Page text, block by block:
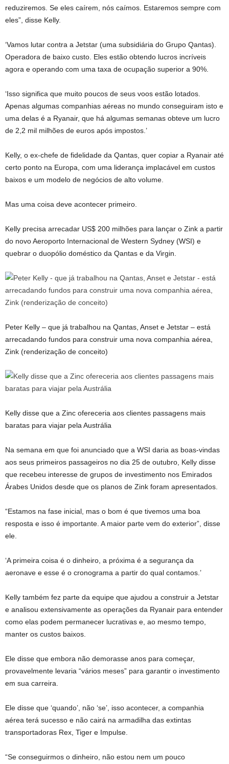
reduziremos. Se eles caírem, nós caímos. Estaremos sempre com
eles”, disse Kelly.
‘Vamos lutar contra a Jetstar (uma subsidiária do Grupo Qantas).
Operadora de baixo custo. Eles estão obtendo lucros incríveis
agora e operando com uma taxa de ocupação superior a 90%.
‘Isso significa que muito poucos de seus voos estão lotados.
Apenas algumas companhias aéreas no mundo conseguiram isto e
uma delas é a Ryanair, que há algumas semanas obteve um lucro
de 2,2 mil milhões de euros após impostos.’
Kelly, o ex-chefe de fidelidade da Qantas, quer copiar a Ryanair até
certo ponto na Europa, com uma liderança implacável em custos
baixos e um modelo de negócios de alto volume.
Mas uma coisa deve acontecer primeiro.
Kelly precisa arrecadar US$ 200 milhões para lançar o Zink a partir
do novo Aeroporto Internacional de Western Sydney (WSI) e
quebrar o duopólio doméstico da Qantas e da Virgin.
Peter Kelly – que já trabalhou na Qantas, Anset e Jetstar – está
arrecadando fundos para construir uma nova companhia aérea,
Zink (renderização de conceito)
Kelly disse que a Zinc ofereceria aos clientes passagens mais
baratas para viajar pela Austrália
Na semana em que foi anunciado que a WSI daria as boas-vindas
aos seus primeiros passageiros no dia 25 de outubro, Kelly disse
que recebeu interesse de grupos de investimento nos Emirados
Árabes Unidos desde que os planos de Zink foram apresentados.
“Estamos na fase inicial, mas o bom é que tivemos uma boa
resposta e isso é importante. A maior parte vem do exterior”, disse
ele.
‘A primeira coisa é o dinheiro, a próxima é a segurança da
aeronave e esse é o cronograma a partir do qual contamos.’
Kelly também fez parte da equipe que ajudou a construir a Jetstar
e analisou extensivamente as operações da Ryanair para entender
como elas podem permanecer lucrativas e, ao mesmo tempo,
manter os custos baixos.
Ele disse que embora não demorasse anos para começar,
provavelmente levaria “vários meses” para garantir o investimento
em sua carreira.
Ele disse que ‘quando’, não ‘se’, isso acontecer, a companhia
aérea terá sucesso e não cairá na armadilha das extintas
transportadoras Rex, Tiger e Impulse.
“Se conseguirmos o dinheiro, não estou nem um pouco